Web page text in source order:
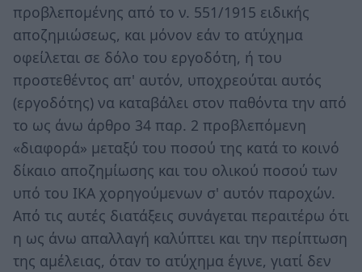
προβλεπομένης από το ν. 551/1915 ειδικής
αποζημιώσεως, και μόνον εάν το ατύχημα
οφείλεται σε δόλο του εργοδότη, ή του
προστεθέντος απ' αυτόν, υποχρεούται αυτός
(εργοδότης) να καταβάλει στον παθόντα την από
το ως άνω άρθρο 34 παρ. 2 προβλεπόμενη
«διαφορά» μεταξύ του ποσού της κατά το κοινό
δίκαιο αποζημίωσης και του ολικού ποσού των
υπό του ΙΚΑ χορηγούμενων σ' αυτόν παροχών.
Από τις αυτές διατάξεις συνάγεται περαιτέρω ότι
η ως άνω απαλλαγή καλύπτει και την περίπτωση
της αμέλειας, όταν το ατύχημα έγινε, γιατί δεν